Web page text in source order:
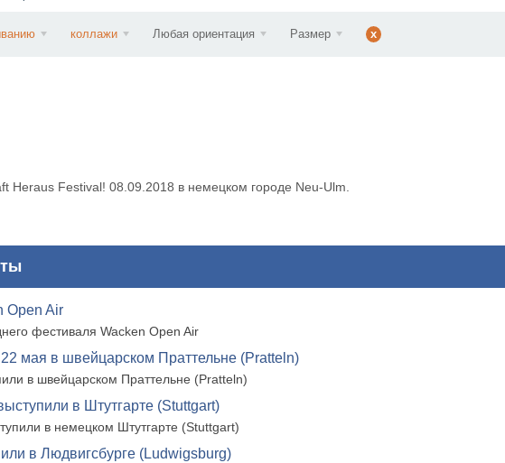
коллажи Любая ориентация Размер x
Heraus Festival! 08.09.2018 в немецком городе Neu-Ulm.
Open Air
фестиваля Wacken Open Air
мая в швейцарском Праттельне (Pratteln)
в швейцарском Праттельне (Pratteln)
в Штутгарте (Stuttgart)
в немецком Штутгарте (Stuttgart)
в Людвигсбурге (Ludwigsburg)